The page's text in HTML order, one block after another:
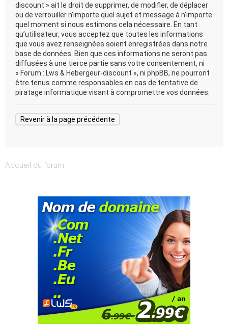
discount » ait le droit de supprimer, de modifier, de déplacer
ou de verrouiller n’importe quel sujet et message à n’importe
quel moment si nous estimons cela nécessaire. En tant
qu’utilisateur, vous acceptez que toutes les informations
que vous avez renseignées soient enregistrées dans notre
base de données. Bien que ces informations ne seront pas
diffusées à une tierce partie sans votre consentement, ni
« Forum : Lws & Hebergeur-discount », ni phpBB, ne pourront
être tenus comme responsables en cas de tentative de
piratage informatique visant à compromettre vos données.
Revenir à la page précédente
Accueil du forum